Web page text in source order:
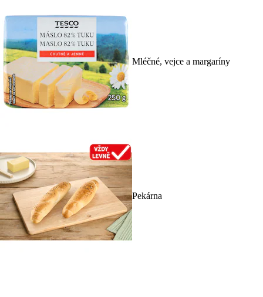
Mléčné, vejce a margaríny
Pekárna